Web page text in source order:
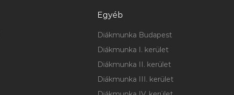
Egyéb
Diákmunka Budapest
Diákmunka I. kerület
Diákmunka II. kerület
Diákmunka III. kerület